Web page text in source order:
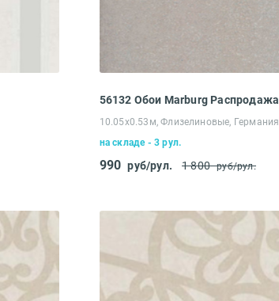
56132 Обои Marburg Распродажа
10.05х0.53м, Флизелиновые, Германия
на складе - 3 рул.
990 руб/рул. 1 800 руб/рул.